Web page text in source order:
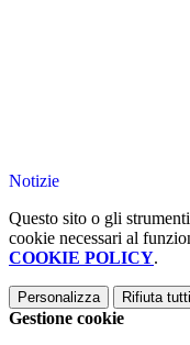
Notizie
Questo sito o gli
cookie necessari al
COOKIE POLICY.
Personalizza Rifiuta tutti
Gestione cookie